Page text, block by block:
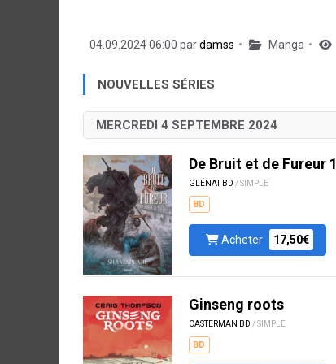
04.09.2024 06:00 pardamss Manga
NOUVELLES SÉRIES
MERCREDI 4 SEPTEMBRE 2024
De Bruit et de Fureur 1
GLÉNAT BD / SIMPLE
BD
Acheter 17,50€
Ginseng roots
CASTERMAN BD / SIMPLE
BD